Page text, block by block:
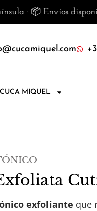
Envíos disponibles a
MIQUEL
exfoliante que